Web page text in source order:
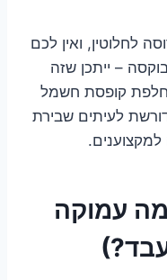
לחלוטין, ואין לכם
– ייתכן שזה
קופסת חשמל
לעיתים שבירת
עמוקה